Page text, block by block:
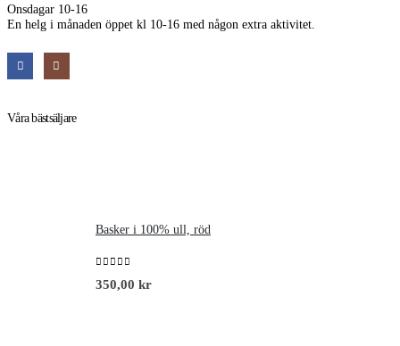
Onsdagar 10-16
En helg i månaden öppet kl 10-16 med någon extra aktivitet.
Våra bästsäljare
Basker i 100% ull, röd
350,00 kr